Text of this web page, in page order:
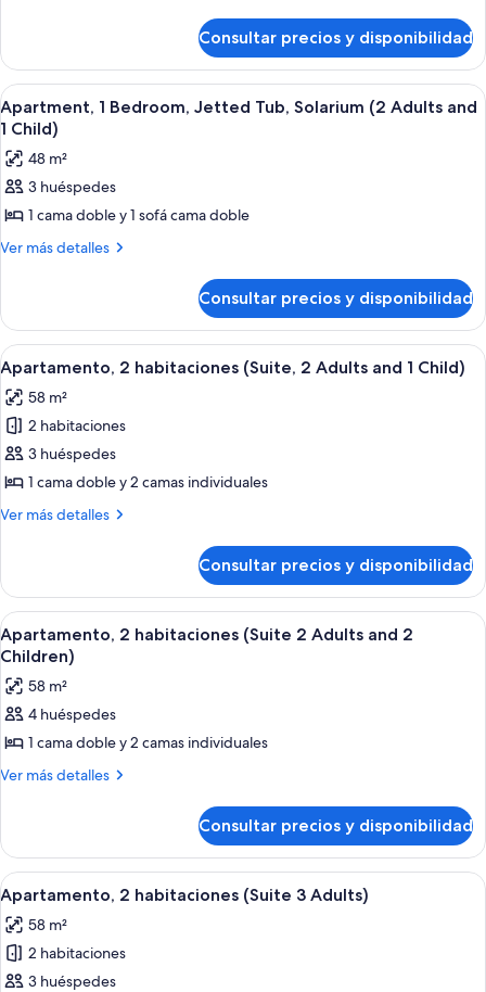
de
hidromasaje,
Solárium
(2
Adultos)
1
habitación,
bañera
de
hidromasaje,
Solárium
(2
Consultar precios y disponibilidad
Abrir
todas
las
fotos
de
Apartment,
1
Tub,
Solarium
(2
Adults
and
Child)
Habitación de hotel con cama,
7
Apartment, 1 Bedroom, Jetted Tub, Solarium (2 Adults and
1 Child)
48 m²
3 huéspedes
1 cama doble y 1 sofá cama doble
Ver más detalles
Más
1
Bedroom,
Jetted
Tub,
Solarium
(2
Adults
and
Consultar precios y disponibilidad
Abrir
todas
las
fotos
de
Apartamento,
2
2
Adults
and
1
Child)
Habitación de hotel con cama,
7
Apartamento, 2 habitaciones (Suite, 2 Adults and 1 Child)
58 m²
2 habitaciones
3 huéspedes
1 cama doble y 2 camas individuales
Ver más detalles
Más
2
habitaciones
(Suite,
2
and
Consultar precios y disponibilidad
Abrir
todas
las
fotos
de
Apartamento,
2
2
Adults
and
2
Children)
Habitación de hotel con cama,
7
Apartamento, 2 habitaciones (Suite 2 Adults and 2
Children)
58 m²
4 huéspedes
1 cama doble y 2 camas individuales
Ver más detalles
Más
2
habitaciones
(Suite
Adults
and
Consultar precios y disponibilidad
Abrir
todas
las
fotos
de
Habitación de hotel con cama,
7
Apartamento, 2 habitaciones (Suite 3 Adults)
58 m²
2 habitaciones
3 huéspedes